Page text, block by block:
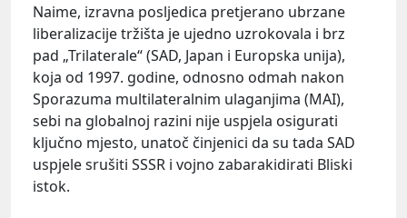
Naime, izravna posljedica pretjerano ubrzane
liberalizacije tržišta je ujedno uzrokovala i brz
pad „Trilaterale“ (SAD, Japan i Europska unija),
koja od 1997. godine, odnosno odmah nakon
Sporazuma multilateralnim ulaganjima (MAI),
sebi na globalnoj razini nije uspjela osigurati
ključno mjesto, unatoč činjenici da su tada SAD
uspjele srušiti SSSR i vojno zabarakidirati Bliski
istok.